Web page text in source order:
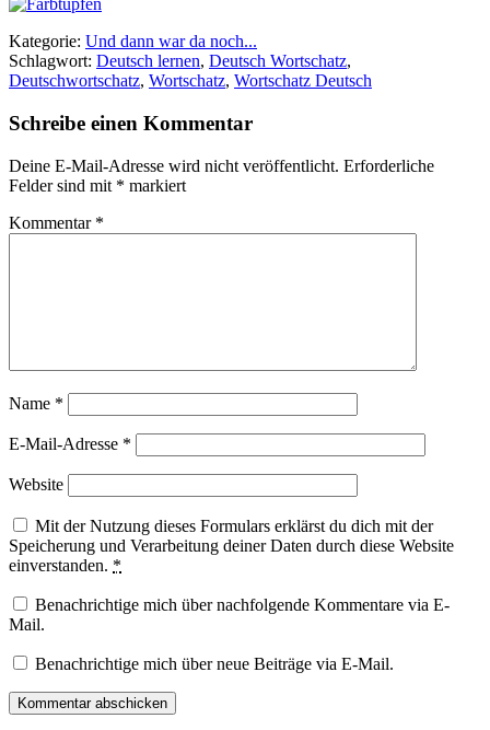
Kategorie: Und dann war da noch...
Schlagwort: Deutsch lernen, Deutsch Wortschatz,
Deutschwortschatz, Wortschatz, Wortschatz Deutsch
Schreibe einen Kommentar
Deine E-Mail-Adresse wird nicht veröffentlicht. Erforderliche
Felder sind mit * markiert
Kommentar *
Name *
E-Mail-Adresse *
Website
Mit der Nutzung dieses Formulars erklärst du dich mit der
Speicherung und Verarbeitung deiner Daten durch diese Website
einverstanden. *
Benachrichtige mich über nachfolgende Kommentare via E-
Mail.
Benachrichtige mich über neue Beiträge via E-Mail.